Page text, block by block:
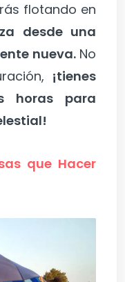
flotando en
desde una
nueva.No
¡tienes
horas para
que Hacer